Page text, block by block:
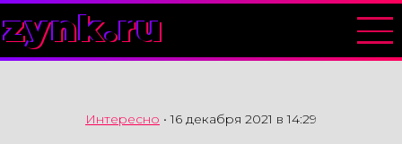
zynk.ru
Интересно •16 декабря 2021 в 14:29